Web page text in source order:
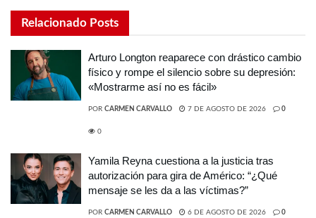
Relacionado Posts
Arturo Longton reaparece con drástico cambio
físico y rompe el silencio sobre su depresión:
«Mostrarme así no es fácil»
POR CARMEN CARVALLO 7 DE AGOSTO DE 2026 0
0
Yamila Reyna cuestiona a la justicia tras
autorización para gira de Américo: “¿Qué
mensaje se les da a las víctimas?”
POR CARMEN CARVALLO 6 DE AGOSTO DE 2026 0